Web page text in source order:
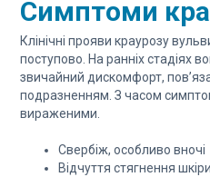
Симптоми
Клінічні прояви краурозу
поступово. На ранніх стадіях
звичайний дискомфорт,
подразненням. З часом
вираженими.
Свербіж, особливо вночі
Відчуття стягнення шкіри